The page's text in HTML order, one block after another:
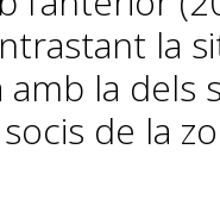
la
amb la dels
de la